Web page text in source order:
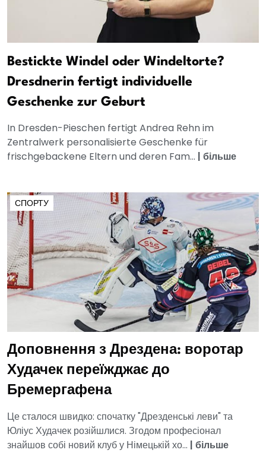
Bestickte Windel oder Windeltorte?
Dresdnerin fertigt individuelle
Geschenke zur Geburt
In Dresden-Pieschen fertigt Andrea Rehn im
Zentralwerk personalisierte Geschenke für
frischgebackene Eltern und deren Fam... | більше
СПОРТУ
Доповнення з Дрездена: воротар
Худачек переїжджає до
Бремергафена
Це сталося швидко: спочатку "Дрезденські леви" та
Юліус Худачек розійшлися. Згодом професіонал
знайшов собі новий клуб у Німецькій хо... | більше